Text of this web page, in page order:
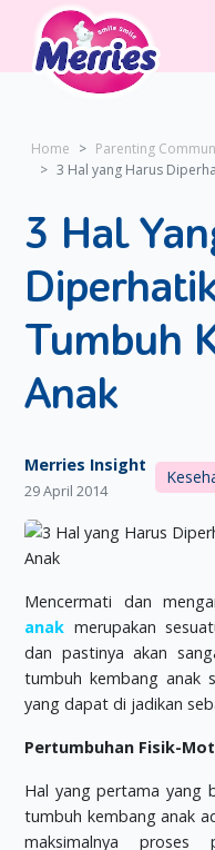
Home Parenting
3 Hal yang Harus
3 Hal
Tumbuh
Anak
Merries Insight
29 April 2014
Mencermati dan
anak merupakan
dan pastinya akan
tumbuh kembang anak
yang dapat di jadikan
Pertumbuhan Fisik-
Hal yang pertama yang
tumbuh kembang anak
maksimalnya